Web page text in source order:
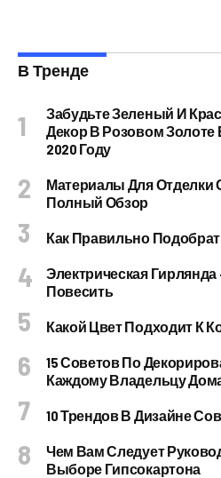
В Тренде
Забудьте Зеленый И
Декор В Розовом
2020 Году
Материалы Для Отделки
Полный Обзор
Как Правильно
Электрическая
Повесить
Какой Цвет Подходит К
15 Советов По
Каждому Владельцу
10 Трендов В Дизайне
Чем Вам Следует
Выборе Гипсокартона